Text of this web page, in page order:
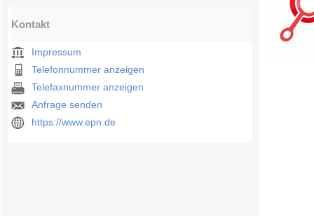
Kontakt
Impressum
Telefonnummer anzeigen
Telefaxnummer anzeigen
Anfrage senden
https://www.epn.de